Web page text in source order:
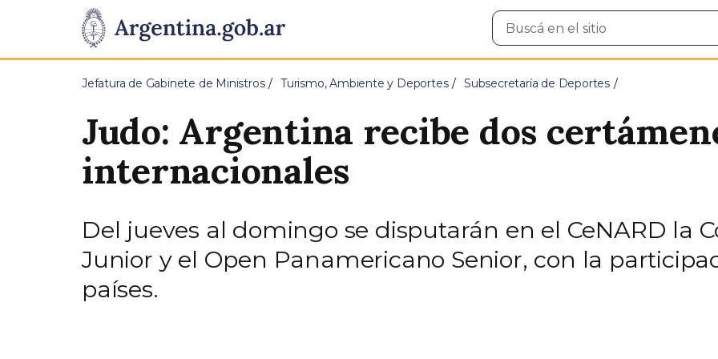
Presidencia
de
Pasar al contenido principal
Buscar
en
Jefatura de Gabinete de Ministros Turismo, Ambiente y Deportes Subsecretaría de Deportes
Judo: Argentina recibe dos
internacionales
Del jueves al domingo se disputarán en el CeNARD la
Junior y el Open Panamericano Senior, con la
países.